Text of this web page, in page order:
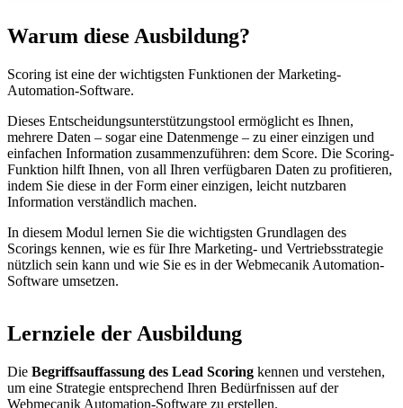
Warum diese Ausbildung?
Scoring ist eine der wichtigsten Funktionen der Marketing-
Automation-Software.
Dieses Entscheidungsunterstützungstool ermöglicht es Ihnen,
mehrere Daten – sogar eine Datenmenge – zu einer einzigen und
einfachen Information zusammenzuführen: dem Score. Die Scoring-
Funktion hilft Ihnen, von all Ihren verfügbaren Daten zu profitieren,
indem Sie diese in der Form einer einzigen, leicht nutzbaren
Information verständlich machen.
In diesem Modul lernen Sie die wichtigsten Grundlagen des
Scorings kennen, wie es für Ihre Marketing- und Vertriebsstrategie
nützlich sein kann und wie Sie es in der Webmecanik Automation-
Software umsetzen.
Lernziele der Ausbildung
Die Begriffsauffassung des Lead Scoring kennen und verstehen,
um eine Strategie entsprechend Ihren Bedürfnissen auf der
Webmecanik Automation-Software zu erstellen.